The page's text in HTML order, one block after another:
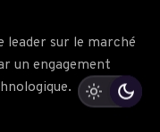
leader sur le marché
un engagement